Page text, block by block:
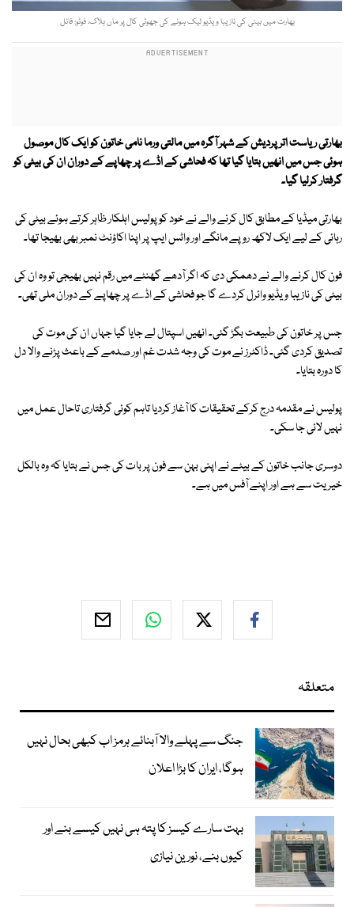
بھارت میں بیٹی کی نازیبا ویڈیو لیک ہونے کی جھوٹی کال پر ماں ہلاک، فوٹو: فائل
بھارتی ریاست اتر پردیش کے شہر آگرہ میں مالتی ورما نامی خاتون کو ایک کال موصول
ہوئی جس میں انھیں بتایا گیا تھا کہ فحاشی کے اڈے پر چھاپے کے دوران ان کی بیٹی کو
گرفتار کرلیا گیا۔
بھارتی میڈیا کے مطابق کال کرنے والے نے خود کو پولیس اہلکار ظاہر کرتے ہوئے بیٹی کی
رہائی کے لیے ایک لاکھ روپے مانگے اور واٹس ایپ پر اپنا اکاؤنٹ نمبر بھی بھیجا تھا۔
فون کال کرنے والے نے دھمکی دی کہ اگر آدھے گھنٹے میں رقم نہیں بھیجی تو وہ ان کی
بیٹی کی نازیبا ویڈیو وائرل کردے گا جو فحاشی کے اڈے پر چھاپے کے دوران ملی تھی۔
جس پر خاتون کی طبیعت بگڑ گئی۔ انھیں اسپتال لے جایا گیا جہاں ان کی موت کی
تصدیق کردی گئی۔ ڈاکٹرز نے موت کی وجہ شدت غم اور صدمے کے باعث پڑنے والا دل
کا دورہ بتایا۔
پولیس نے مقدمہ درج کرکے تحقیقات کا آغاز کردیا تاہم کوئی گرفتاری تاحال عمل میں
نہیں لائی جا سکی۔
دوسری جانب خاتون کے بیٹے نے اپنی بہن سے فون پر بات کی جس نے بتایا کہ وہ بالکل
خیریت سے ہے اور اپنے آفس میں ہے۔
متعلقہ
جنگ سے پہلے والا آبنائے ہرمز اب کبھی بحال نہیں
ہوگا، ایران کا بڑا اعلان
بہت سارے کیسز کا پتہ ہی نہیں کیسے بنے اور
کیوں بنے، نورین نیازی